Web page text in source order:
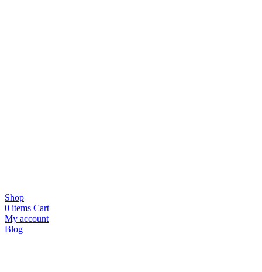
Shop
0 items Cart
My account
Blog